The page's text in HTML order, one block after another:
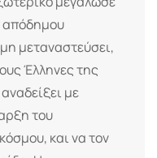
απόδημου
μεταναστεύσει,
Έλληνες της
με
του
και να τον